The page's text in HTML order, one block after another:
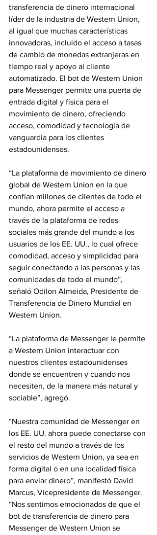
transferencia de dinero internacional
líder de la industria de Western Union,
al igual que muchas características
innovadoras, incluido el acceso a tasas
de cambio de monedas extranjeras en
tiempo real y apoyo al cliente
automatizado. El bot de Western Union
para Messenger permite una puerta de
entrada digital y física para el
movimiento de dinero, ofreciendo
acceso, comodidad y tecnología de
vanguardia para los clientes
estadounidenses.
“La plataforma de movimiento de dinero
global de Western Union en la que
confían millones de clientes de todo el
mundo, ahora permite el acceso a
través de la plataforma de redes
sociales más grande del mundo a los
usuarios de los EE. UU., lo cual ofrece
comodidad, acceso y simplicidad para
seguir conectando a las personas y las
comunidades de todo el mundo”,
señaló Odilon Almeida, Presidente de
Transferencia de Dinero Mundial en
Western Union.
“La plataforma de Messenger le permite
a Western Union interactuar con
nuestros clientes estadounidenses
donde se encuentren y cuando nos
necesiten, de la manera más natural y
sociable”, agregó.
“Nuestra comunidad de Messenger en
los EE. UU. ahora puede conectarse con
el resto del mundo a través de los
servicios de Western Union, ya sea en
forma digital o en una localidad física
para enviar dinero”, manifestó David
Marcus, Vicepresidente de Messenger.
“Nos sentimos emocionados de que el
bot de transferencia de dinero para
Messenger de Western Union se